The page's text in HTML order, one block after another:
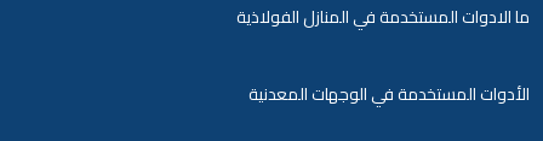
ما الادوات المستخدمة في المنازل الفولاذية
الأدوات المستخدمة في الوجهات المعدنية